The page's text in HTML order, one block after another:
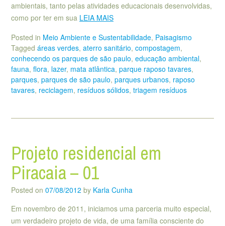
ambientais, tanto pelas atividades educacionais desenvolvidas,
como por ter em sua LEIA MAIS
Posted in Meio Ambiente e Sustentabilidade, Paisagismo
Tagged áreas verdes, aterro sanitário, compostagem,
conhecendo os parques de são paulo, educação ambiental,
fauna, flora, lazer, mata atlântica, parque raposo tavares,
parques, parques de são paulo, parques urbanos, raposo
tavares, reciclagem, resíduos sólidos, triagem resíduos
Projeto residencial em
Piracaia – 01
Posted on 07/08/2012 by Karla Cunha
Em novembro de 2011, iniciamos uma parceria muito especial,
um verdadeiro projeto de vida, de uma família consciente do